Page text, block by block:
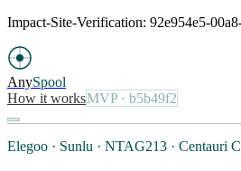
Impact-Site-Verification: 92e954e5-
AnySpool
How it worksMVP· b5b49f2
Elegoo · Sunlu · NTAG213 · Centauri